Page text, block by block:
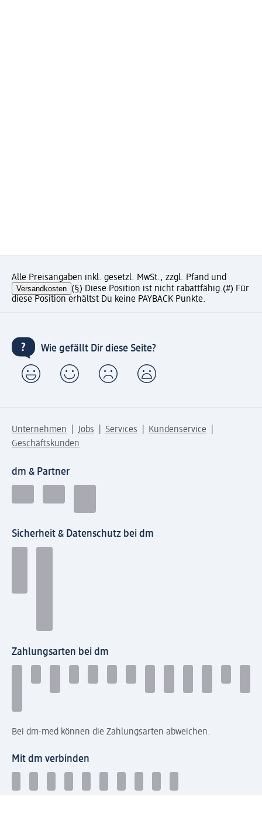
Alle Preisangaben inkl. gesetzl. MwSt., zzgl. Pfand und
Versandkosten (§) Diese Position ist nicht rabattfähig.(#) Für
diese Position erhältst Du keine PAYBACK Punkte.
Wie gefällt Dir diese Seite?
Unternehmen Jobs Services
Kundenservice
Geschäftskunden
dm & Partner
Sicherheit & Datenschutz bei dm
Zahlungsarten bei dm
Bei dm-med können die Zahlungsarten abweichen.
Mit dm verbinden